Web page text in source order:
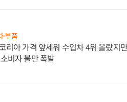
·부품
리아 가격 앞세워 수입차 4위 올랐지
비자 불만 폭발